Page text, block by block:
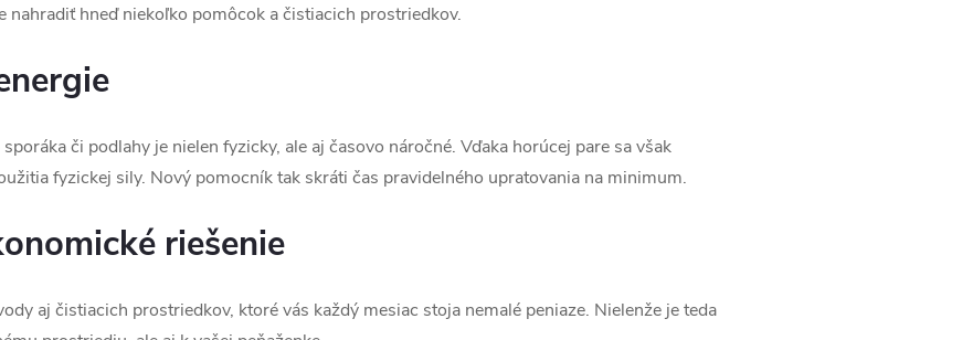
hneď niekoľko pomôcok a čistiacich prostriedkov.
či podlahy je nielen fyzicky, ale aj časovo náročné. Vďaka horúcej pare sa však
fyzickej sily. Nový pomocník tak skráti čas pravidelného upratovania na minimum.
riešenie
aj čistiacich prostriedkov, ktoré vás každý mesiac stoja nemalé peniaze. Nielenže je teda